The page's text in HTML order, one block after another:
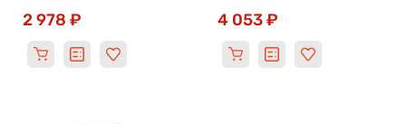
2 978 ₽ 4 053 ₽